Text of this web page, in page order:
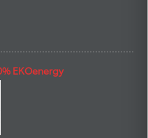
EKOenergy